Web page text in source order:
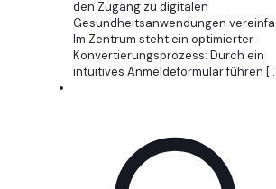
den Zugang zu digitalen
Gesundheitsanwendungen
Im Zentrum steht ein optimierter
Konvertierungsprozess: Durch ein
intuitives Anmeldeformular führen